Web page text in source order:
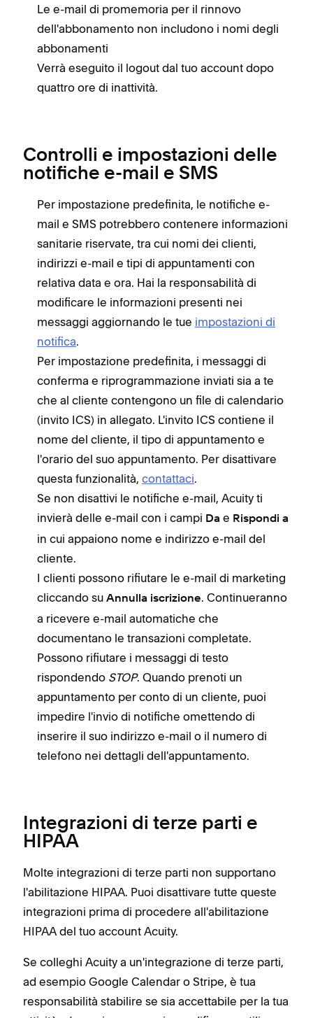
Le e-mail di promemoria per il rinnovo
dell'abbonamento non includono i nomi degli
abbonamenti
Verrà eseguito il logout dal tuo account dopo
quattro ore di inattività.
Controlli e impostazioni delle
notifiche e-mail e SMS
Per impostazione predefinita, le notifiche e-
mail e SMS potrebbero contenere informazioni
sanitarie riservate, tra cui nomi dei clienti,
indirizzi e-mail e tipi di appuntamenti con
relativa data e ora. Hai la responsabilità di
modificare le informazioni presenti nei
messaggi aggiornando le tue impostazioni di
notifica.
Per impostazione predefinita, i messaggi di
conferma e riprogrammazione inviati sia a te
che al cliente contengono un file di calendario
(invito ICS) in allegato. L'invito ICS contiene il
nome del cliente, il tipo di appuntamento e
l'orario del suo appuntamento. Per disattivare
questa funzionalità, contattaci.
Se non disattivi le notifiche e-mail, Acuity ti
invierà delle e-mail con i campi Da e Rispondi a
in cui appaiono nome e indirizzo e-mail del
cliente.
I clienti possono rifiutare le e-mail di marketing
cliccando su Annulla iscrizione. Continueranno
a ricevere e-mail automatiche che
documentano le transazioni completate.
Possono rifiutare i messaggi di testo
rispondendo STOP. Quando prenoti un
appuntamento per conto di un cliente, puoi
impedire l'invio di notifiche omettendo di
inserire il suo indirizzo e-mail o il numero di
telefono nei dettagli dell'appuntamento.
Integrazioni di terze parti e
HIPAA
Molte integrazioni di terze parti non supportano
l'abilitazione HIPAA. Puoi disattivare tutte queste
integrazioni prima di procedere all'abilitazione
HIPAA del tuo account Acuity.
Se colleghi Acuity a un'integrazione di terze parti,
ad esempio Google Calendar o Stripe, è tua
responsabilità stabilire se sia accettabile per la tua